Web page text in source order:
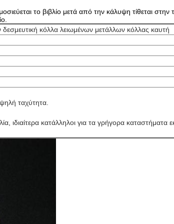
το βιβλίο μετά από την κάλυψη τίθεται
κόλλα λειωμένων μετάλλων κόλλας καυτή
ταχύτητα.
ιδιαίτερα κατάλληλοι για τα γρήγορα καταστήματα